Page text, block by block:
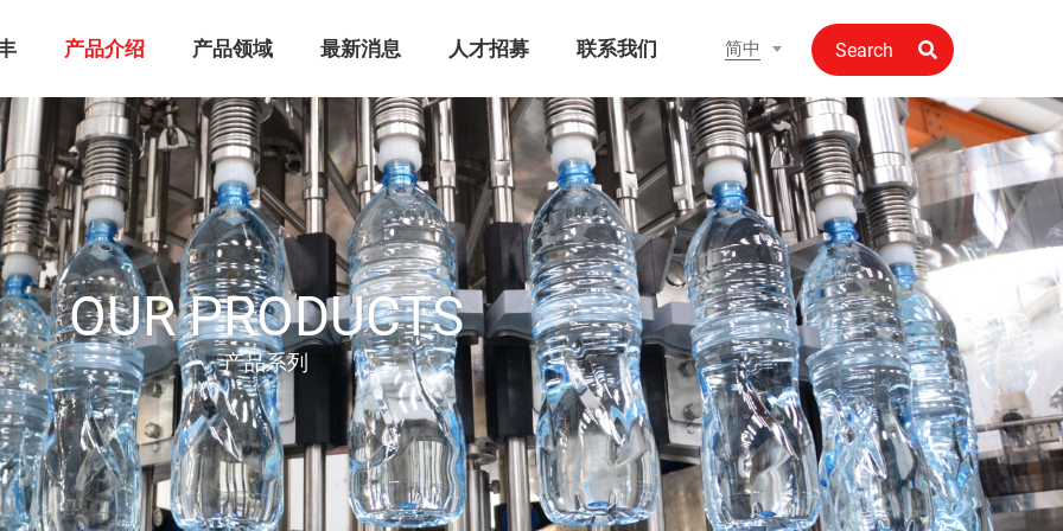
产品介绍 产品领域 最新消息 人才招募 联系我们 简中
OUR PRODUCTS
产品系列